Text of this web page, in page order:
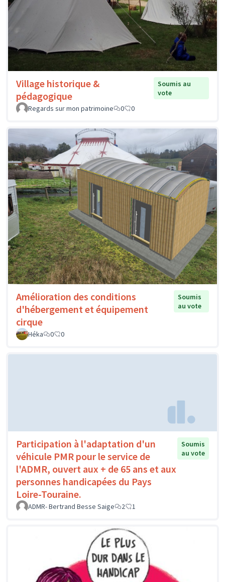
Village historique &
pédagogique
Soumis au
vote
Regards sur mon patrimoine
0 0
Amélioration des conditions
d'hébergement et équipement
cirque
Soumis
au vote
Héka 0 0
Participation à l'adaptation d'un
véhicule PMR pour le service de
l'ADMR, ouvert aux + de 65 ans et aux
personnes handicapées du Pays
Loire-Touraine.
Soumis
au vote
ADMR- Bertrand Besse Saige 2 1